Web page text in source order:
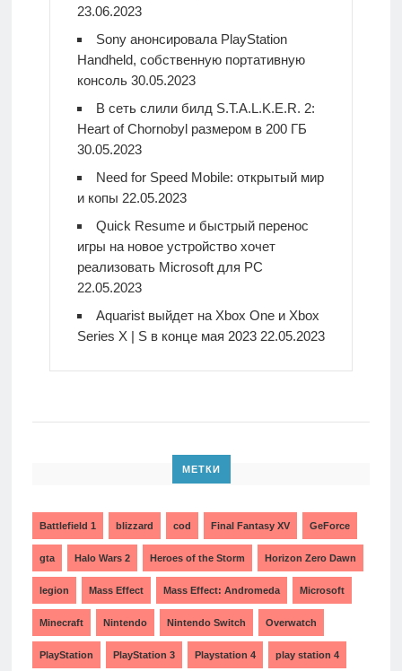
23.06.2023
Sony анонсировала PlayStation
Handheld, собственную портативную
консоль 30.05.2023
В сеть слили билд S.T.A.L.K.E.R. 2:
Heart of Chornobyl размером в 200 ГБ
30.05.2023
Need for Speed Mobile: открытый мир
и копы 22.05.2023
Quick Resume и быстрый перенос
игры на новое устройство хочет
реализовать Microsoft для PC
22.05.2023
Aquarist выйдет на Xbox One и Xbox
Series X | S в конце мая 2023 22.05.2023
МЕТКИ
Battlefield 1 blizzard cod Final Fantasy XV GeForce
gta Halo Wars 2 Heroes of the Storm Horizon Zero Dawn
legion Mass Effect Mass Effect: Andromeda Microsoft
Minecraft Nintendo Nintendo Switch Overwatch
PlayStation PlayStation 3 Playstation 4 play station 4